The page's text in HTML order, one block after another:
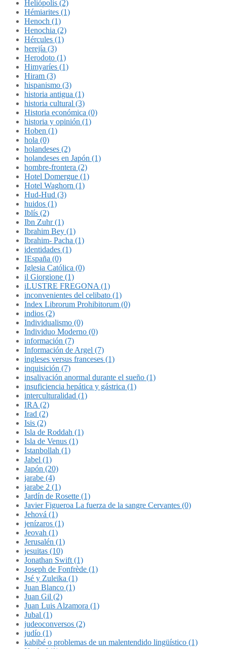
Heliópolis (2)
Hémiarites (1)
Henoch (1)
Henochia (2)
Hércules (1)
herejía (3)
Herodoto (1)
Himyaríes (1)
Hiram (3)
hispanismo (3)
historia antigua (1)
historia cultural (3)
Historia económica (0)
historia y opinión (1)
Hoben (1)
hola (0)
holandeses (2)
holandeses en Japón (1)
hombre-frontera (2)
Hotel Domergue (1)
Hotel Waghorn (1)
Hud-Hud (3)
huidos (1)
Iblís (2)
Ibn Zuhr (1)
Ibrahim Bey (1)
Ibrahim- Pacha (1)
identidades (1)
IEspaña (0)
Iglesia Católica (0)
il Giorgione (1)
iLUSTRE FREGONA (1)
inconvenientes del celibato (1)
Index Librorum Prohibitorum (0)
indios (2)
Individualismo (0)
Individuo Moderno (0)
información (7)
Información de Argel (7)
ingleses versus franceses (1)
inquisición (7)
insalivación anormal durante el sueño (1)
insuficiencia hepática y gástrica (1)
interculturalidad (1)
IRA (2)
Irad (2)
Isis (2)
Isla de Roddah (1)
Isla de Venus (1)
Istanbollah (1)
Jabel (1)
Japón (20)
jarabe (4)
jarabe 2 (1)
Jardín de Rosette (1)
Javier Figueroa La fuerza de la sangre Cervantes (0)
Jehová (1)
jenízaros (1)
Jeovah (1)
Jerusalén (1)
jesuitas (10)
Jonathan Swift (1)
Joseph de Fonfrède (1)
Jsé y Zuleïka (1)
Juan Blanco (1)
Juan Gil (2)
Juan Luis Alzamora (1)
Jubal (1)
judeoconversos (2)
judío (1)
kabibé o problemas de un malentendido lingüístico (1)